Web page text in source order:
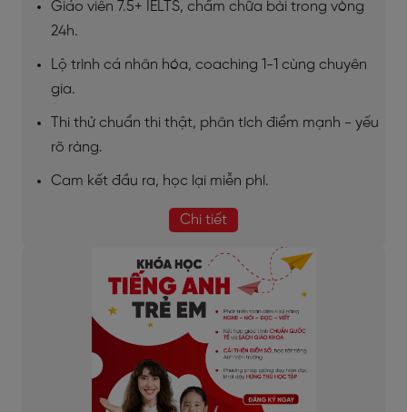
Giáo viên 7.5+ IELTS, chấm chữa bài trong vòng
24h.
Lộ trình cá nhân hóa, coaching 1-1 cùng chuyên
gia.
Thi thử chuẩn thi thật, phân tích điểm mạnh - yếu
rõ ràng.
Cam kết đầu ra, học lại miễn phí.
Chi tiết